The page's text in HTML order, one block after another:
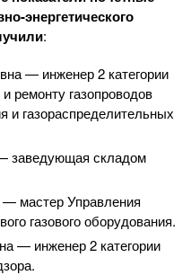
энергетического
:
— инженер 2 категории
ремонту газопроводов
и газораспределительных
заведующая складом
— мастер Управления
газового оборудования.
— инженер 2 категории